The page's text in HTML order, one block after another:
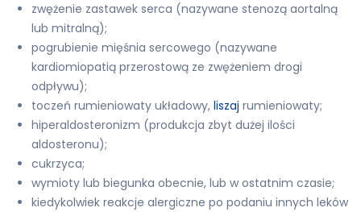
zwężenie zastawek serca (nazywane stenozą aortalną
lub mitralną);
pogrubienie mięśnia sercowego (nazywane
kardiomiopatią przerostową ze zwężeniem drogi
odpływu);
toczeń rumieniowaty układowy, liszaj rumieniowaty;
hiperaldosteronizm (produkcja zbyt dużej ilości
aldosteronu);
cukrzyca;
wymioty lub biegunka obecnie, lub w ostatnim czasie;
kiedykolwiek reakcje alergiczne po podaniu innych leków